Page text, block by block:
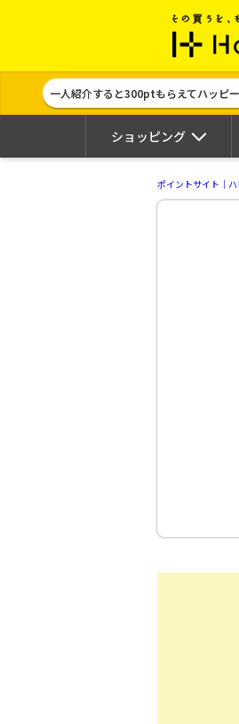
一人紹介すると300ptもらえてハッピ
ショッピング
ポイントサイト｜ハ